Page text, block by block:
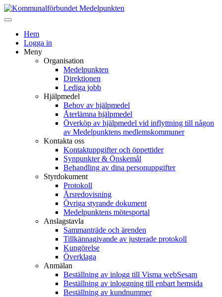
Hem
Logga in
Meny
Organisation
Medelpunkten
Direktionen
Lediga jobb
Hjälpmedel
Behov av hjälpmedel
Återlämna hjälpmedel
Överköp av hjälpmedel vid inflyttning till någon
av Medelpunktens medlemskommuner
Kontakta oss
Kontaktuppgifter och öppettider
Synpunkter & Önskemål
Behandling av dina personuppgifter
Styrdokument
Protokoll
Årsredovisning
Övriga styrande dokument
Medelpunktens mötesportal
Anslagstavla
Sammanträde och ärenden
Tillkännagivande av justerade protokoll
Kungörelse
Överklaga
Anmälan
Beställning av inlogg till Visma webSesam
Beställning av inloggning till enbart hemsida
Beställning av kundnummer